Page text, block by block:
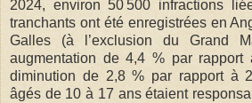
2024, environ 50 500 infractions
tranchants ont été enregistrées en
Galles (à l’exclusion du Grand
augmentation de 4,4 % par rapport
diminution de 2,8 % par rapport à
âgés de 10 à 17 ans étaient